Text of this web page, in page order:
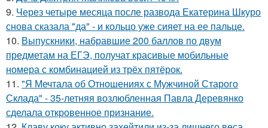
9. Через четыре месяца после развода Екатерина Шкуро
снова сказала "да" - и кольцо уже сияет на ее пальце.
10. Выпускники, набравшие 200 баллов по двум
предметам на ЕГЭ, получат красивые мобильные
номера с комбинацией из трёх пятёрок.
11. "Я Мечтала об Отношениях с Мужчиной Старого
Склада" - 35-летняя возлюбленная Павла Деревянко
сделала откровенное признание.